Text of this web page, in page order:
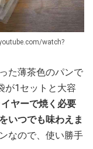
watch?
た薄茶色のパンで
が1セットと大容
ヤーで焼く必要
いつでも味わえま
なので、使い勝手